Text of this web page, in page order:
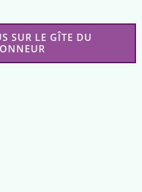
SUR LE GÎTE DU